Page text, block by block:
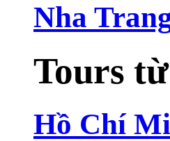
Nha
Tours
Hồ Chí